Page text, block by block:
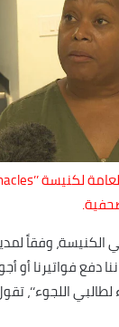
الكنيسة، وفقاً
دفع فواتيرنا أو
لطالبي اللجوء‘‘،